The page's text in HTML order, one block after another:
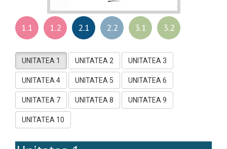
1.1 1.2 2.1 2.2 3.1 3.2
UNITATEA 1 UNITATEA 2 UNITATEA 3
UNITATEA 4 UNITATEA 5 UNITATEA 6
UNITATEA 7 UNITATEA 8 UNITATEA 9
UNITATEA 10